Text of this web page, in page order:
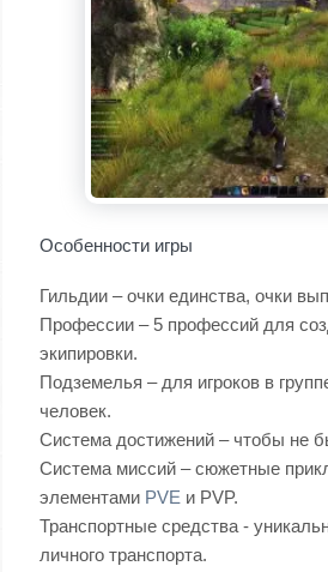
Особенности игры
Гильдии – очки единства, очки
Профессии – 5 профессий для
экипировки.
Подземелья – для игроков в
человек.
Система достижений – чтобы не
Система миссий – сюжетные
элементами PVE и PVP.
Транспортные средства -
личного транспорта.